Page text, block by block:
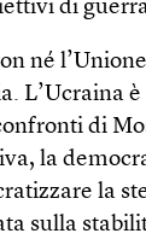
di
né
L’Ucraina
di
la
la
sulla